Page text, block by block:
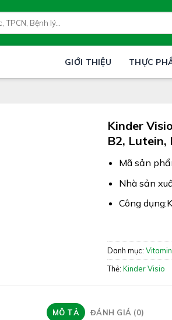
GIỚI THIỆU THỰC
Kinder
B2, Lutein,
Mã sản
Nhà sản
Công
Lutein,
Giấy phép:
Danh mục: Vitamin
Thẻ: Kinder Visio
MÔ TẢ ĐÁNH GIÁ (0)